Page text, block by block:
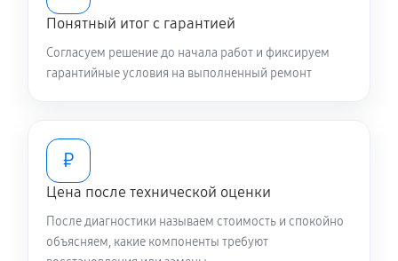
Понятный итог с гарантией
Согласуем решение до начала работ и фиксируем
гарантийные условия на выполненный ремонт
₽
Цена после технической оценки
После диагностики называем стоимость и спокойно
объясняем, какие компоненты требуют